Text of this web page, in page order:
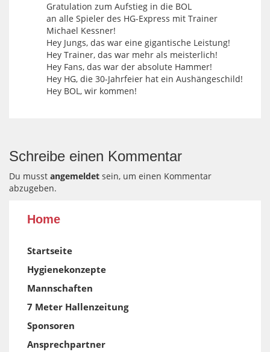
Gratulation zum Aufstieg in die BOL
an alle Spieler des HG-Express mit Trainer
Michael Kessner!
Hey Jungs, das war eine gigantische Leistung!
Hey Trainer, das war mehr als meisterlich!
Hey Fans, das war der absolute Hammer!
Hey HG, die 30-Jahrfeier hat ein Aushängeschild!
Hey BOL, wir kommen!
Schreibe einen Kommentar
Du musst angemeldet sein, um einen Kommentar
abzugeben.
Home
Startseite
Hygienekonzepte
Mannschaften
7 Meter Hallenzeitung
Sponsoren
Ansprechpartner